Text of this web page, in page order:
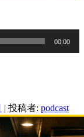
00:00
| 投稿者: podcast